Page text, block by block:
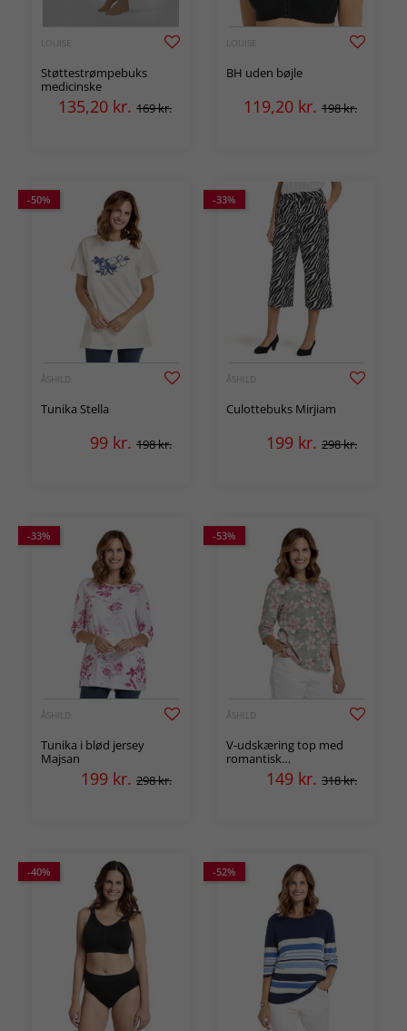
LOUISE
Støttestrømpebuks
medicinske
135,20 kr. 169 kr.
LOUISE
BH uden bøjle
119,20 kr. 198 kr.
-50%
ÅSHILD
Tunika Stella
99 kr. 198 kr.
-33%
ÅSHILD
Culottebuks Mirjiam
199 kr. 298 kr.
-33%
ÅSHILD
Tunika i blød jersey
Majsan
199 kr. 298 kr.
-53%
ÅSHILD
V-udskæring top med
romantisk
blomstermønster Kina
149 kr. 318 kr.
-40% -52%